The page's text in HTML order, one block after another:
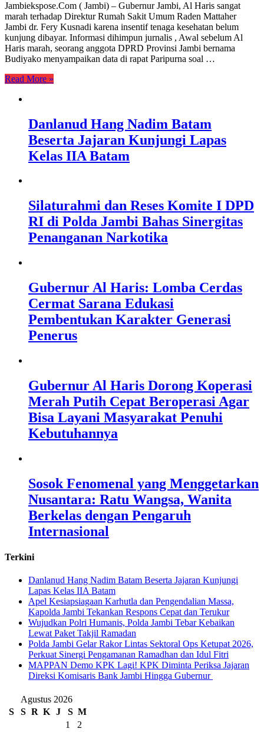
Jambiekspose.Com ( Jambi) – Gubernur Jambi, Al Haris sangat
marah terhadap Direktur Rumah Sakit Umum Raden Mattaher
Jambi dr. Fery Kusnadi karena insentif tenaga kesehatan belum
kunjung dibayar. Informasi dihimpun jurnalis , Awal sebelum Al
Haris marah, seorang anggota DPRD Provinsi Jambi bernama
Budiyako menyampaikan data di rapat Paripurna soal …
Read More »
Danlanud Hang Nadim Batam
Beserta Jajaran Kunjungi Lapas
Kelas IIA Batam
Silaturahmi dan Reses Komite I DPD
RI di Polda Jambi Bahas Sinergitas
Penanganan Narkotika
Gubernur Al Haris: Lomba Cerdas
Cermat Sarana Edukasi
Pembentukan Karakter Generasi
Penerus
Gubernur Al Haris Dorong Koperasi
Merah Putih Cepat Beroperasi Agar
Bisa Layani Masyarakat Penuhi
Kebutuhannya
Sosok Fenomenal yang Menggetarkan
Nusantara: Ratu Wangsa, Wanita
Berkelas dengan Pengaruh
Internasional
Terkini
Danlanud Hang Nadim Batam Beserta Jajaran Kunjungi
Lapas Kelas IIA Batam
Apel Kesiapsiagaan Karhutla dan Pengendalian Massa,
Kapolda Jambi Tekankan Respons Cepat dan Terukur
Wujudkan Polri Humanis, Polda Jambi Tebar Kebaikan
Lewat Paket Takjil Ramadan
Polda Jambi Gelar Rakor Lintas Sektoral Ops Ketupat 2026,
Perkuat Sinergi Pengamanan Ramadhan dan Idul Fitri
‎MAPPAN Demo KPK Lagi! KPK Diminta Periksa Jajaran
Direksi Komisaris Bank Jambi Hingga Gubernur ‎
Agustus 2026
S
S R K J S M
1
2